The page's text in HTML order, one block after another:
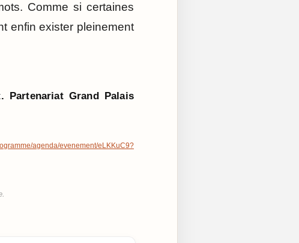
Comme si certaines
enfin exister pleinement
Grand Palais
agenda/evenement/eLKKuC9?